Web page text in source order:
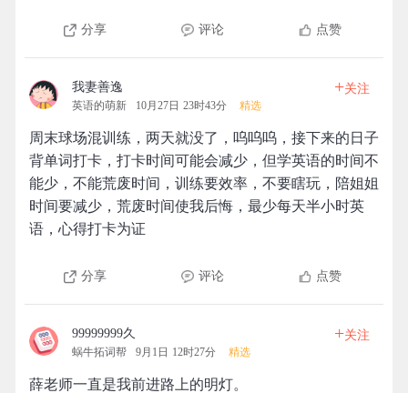
分享 评论 点赞
我妻善逸
英语的萌新 10月27日 23时43分 精选
+关注
周末球场混训练，两天就没了，呜呜呜，接下来的日子
背单词打卡，打卡时间可能会减少，但学英语的时间不
能少，不能荒废时间，训练要效率，不要瞎玩，陪姐姐
时间要减少，荒废时间使我后悔，最少每天半小时英
语，心得打卡为证
分享 评论 点赞
99999999久
蜗牛拓词帮 9月1日 12时27分 精选
+关注
薛老师一直是我前进路上的明灯。